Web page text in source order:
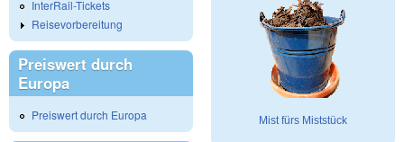
InterRail-Tickets
Reisevorbereitung
Preiswert durch
Europa
Preiswert durch Europa Mist fürs Miststück